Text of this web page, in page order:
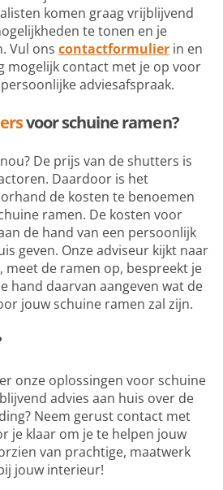
komen graag vrijblijvend
te tonen en je
Vul ons contactformulier in en
mogelijk contact met je op voor
adviesafspraak.
voor schuine ramen?
De prijs van de shutters is
Daardoor is het
de kosten te benoemen
ramen. De kosten voor
de hand van een persoonlijk
geven. Onze adviseur kijkt naar
meet de ramen op, bespreekt je
hand daarvan aangeven wat de
jouw schuine ramen zal zijn.
onze oplossingen voor schuine
advies aan huis over de
Neem gerust contact met
je klaar om je te helpen jouw
van prachtige, maatwerk
jouw interieur!